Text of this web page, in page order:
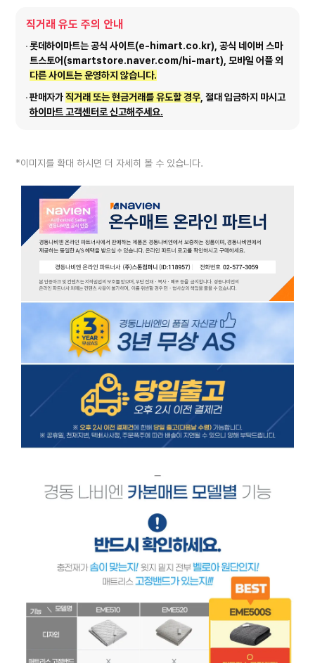
직거래 유도 주의 안내
롯데하이마트는 공식 사이트(e-himart.co.kr), 공식 네이버 스마
트스토어(smartstore.naver.com/hi-mart), 모바일 어플 외
다른 사이트는 운영하지 않습니다.
판매자가직거래 또는 현금거래를 유도할 경우 , 절대 입금하지 마시고
하이마트 고객센터로 신고해주세요.
*이미지를 확대 하시면 더 자세히 볼 수 있습니다.